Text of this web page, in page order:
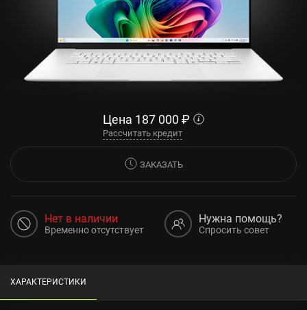
Цена 187 000 ₽
Рассчитать кредит
ЗАКАЗАТЬ
Нет в наличии
Временно отсутствует
Нужна помощь?
Спросить совет
ХАРАКТЕРИСТИКИ